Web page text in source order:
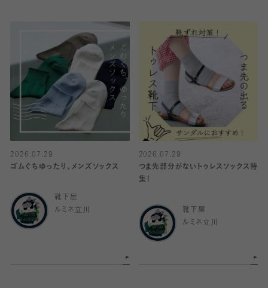
2026.07.29
ゴムぐちゆったり、メンズソックス
靴下屋
ルミネ立川
2026.07.29
つま先部分がないトゥレスソックス特
集！
靴下屋
ルミネ立川